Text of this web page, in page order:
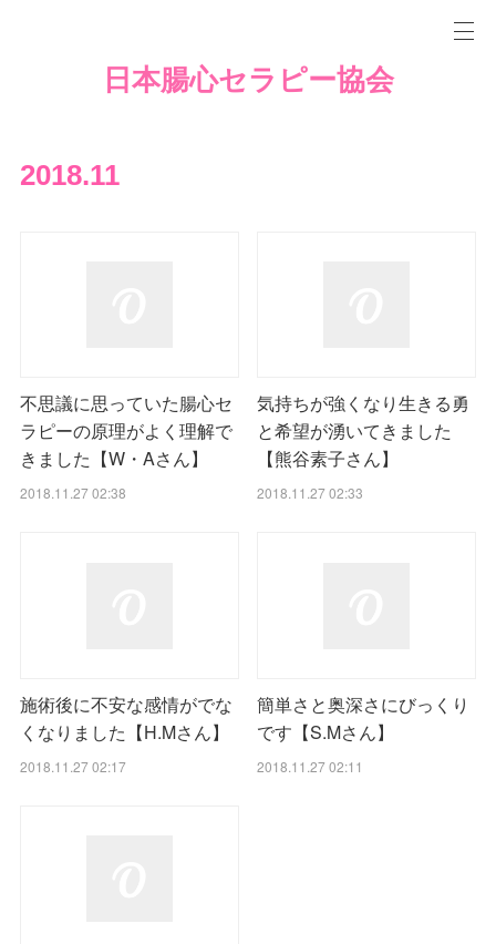
日本腸心セラピー協会
2018.11
不思議に思っていた腸心セ
ラピーの原理がよく理解で
きました【W・Aさん】
2018.11.27 02:38
気持ちが強くなり生きる勇
と希望が湧いてきました
【熊谷素子さん】
2018.11.27 02:33
施術後に不安な感情がでな
くなりました【H.Mさん】
2018.11.27 02:17
簡単さと奥深さにびっくり
です【S.Mさん】
2018.11.27 02:11